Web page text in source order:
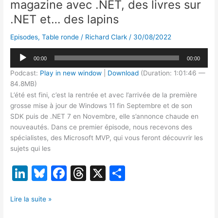
magazine avec .NET, des livres sur
.NET et… des lapins
Episodes,Table ronde / Richard Clark / 30/08/2022
Lecteur
audio
00:00 00:00
Podcast: Play in new window Download (Duration: 1:01:46 —
84.8MB)
L’été est fini, c’est la rentrée et avec l’arrivée de la première
grosse mise à jour de Windows 11 fin Septembre et de son
SDK puis de .NET 7 en Novembre, elle s’annonce chaude en
nouveautés. Dans ce premier épisode, nous recevons des
spécialistes, des Microsoft MVP, qui vous feront découvrir les
sujets qui les
Li
k
Bl
e
F
T
X
[TR09/22]
Lire la suite »